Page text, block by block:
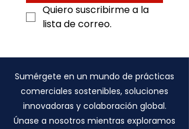
Quiero suscribirme a la
lista de correo.
Sumérgete en un mundo de prácticas
comerciales sostenibles, soluciones
innovadoras y colaboración global.
Únase a nosotros mientras exploramos